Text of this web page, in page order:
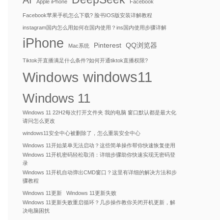
Apple iPhone Facebook
Facebook苹果手机怎么下载? 脸书IOS版安装详解教程
instagram国内怎么用如何在国内使用？ins国内使用步骤详解
iPhone Mac系统 Pinterest QQ浏览器
Tiktok开直播满足什么条件?如何开通tiktok直播权限?
Windows windows11
Windows 11
Windows 11 22H2每次打开文件夹 我的电脑 窗口默认都是最大化
请问怎么更改
windows11安全中心被删除了，怎么重装安全中心
Windows 11开始菜单无法启动？这些简单操作帮你快速恢复使用
Windows 11开机密码轻松取消：详细步骤助你快速实现无密码登
录
Windows 11开机自动弹出CMD窗口？这里有详细的解决方法和步
骤教程
Windows 11更新
Windows 11更新失败
Windows 11更新失败重启循环？几步操作教你关闭开机更新，解
决电脑困扰